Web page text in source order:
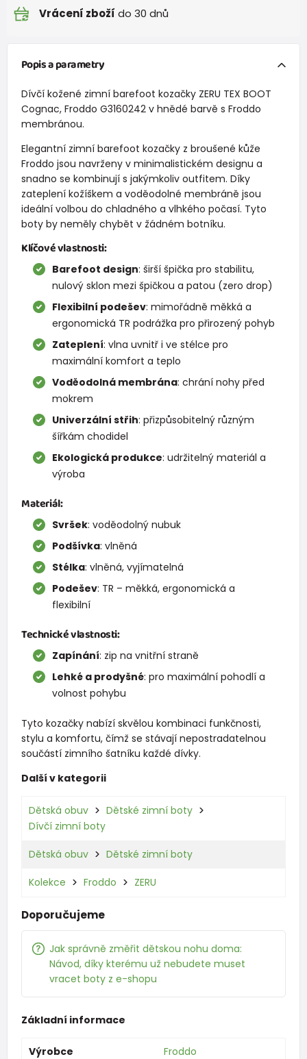
Vrácení zboží do 30 dnů
Popis a parametry
Dívčí kožené zimní barefoot kozačky ZERU TEX BOOT
Cognac, Froddo G3160242 v hnědé barvě s Froddo
membránou.
Elegantní zimní barefoot kozačky z broušené kůže
Froddo jsou navrženy v minimalistickém designu a
snadno se kombinují s jakýmkoliv outfitem. Díky
zateplení kožíškem a voděodolné membráně jsou
ideální volbou do chladného a vlhkého počasí. Tyto
boty by neměly chybět v žádném botníku.
Klíčové vlastnosti:
Barefoot design: širší špička pro stabilitu,
nulový sklon mezi špičkou a patou (zero drop)
Flexibilní podešev: mimořádně měkká a
ergonomická TR podrážka pro přirozený pohyb
Zateplení: vlna uvnitř i ve stélce pro
maximální komfort a teplo
Voděodolná membrána: chrání nohy před
mokrem
Univerzální střih: přizpůsobitelný různým
šířkám chodidel
Ekologická produkce: udržitelný materiál a
výroba
Materiál:
Svršek: voděodolný nubuk
Podšívka: vlněná
Stélka: vlněná, vyjímatelná
Podešev: TR – měkká, ergonomická a
flexibilní
Technické vlastnosti:
Zapínání: zip na vnitřní straně
Lehké a prodyšné: pro maximální pohodlí a
volnost pohybu
Tyto kozačky nabízí skvělou kombinaci funkčnosti,
stylu a komfortu, čímž se stávají nepostradatelnou
součástí zimního šatníku každé dívky.
Další v kategorii
Dětská obuv
Dětské zimní boty
Dívčí zimní boty
Dětská obuv Dětské zimní boty
Kolekce Froddo ZERU
Doporučujeme
Jak správně změřit dětskou nohu doma:
Návod, díky kterému už nebudete muset
vracet boty z e-shopu
Základní informace
Výrobce Froddo